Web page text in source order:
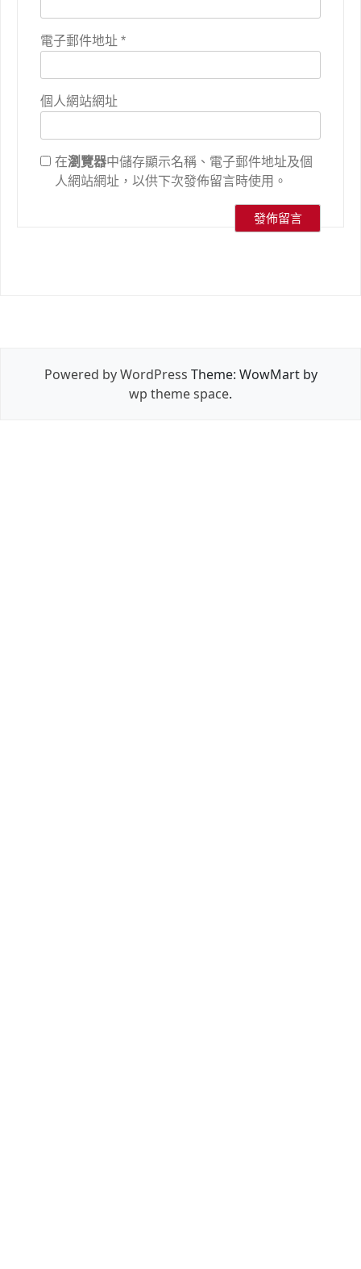
電子郵件地址 *
個人網站網址
在瀏覽器中儲存顯示名稱、電子郵件地址及個
人網站網址，以供下次發佈留言時使用。
Powered by WordPress Theme: WowMart by
wp theme space.